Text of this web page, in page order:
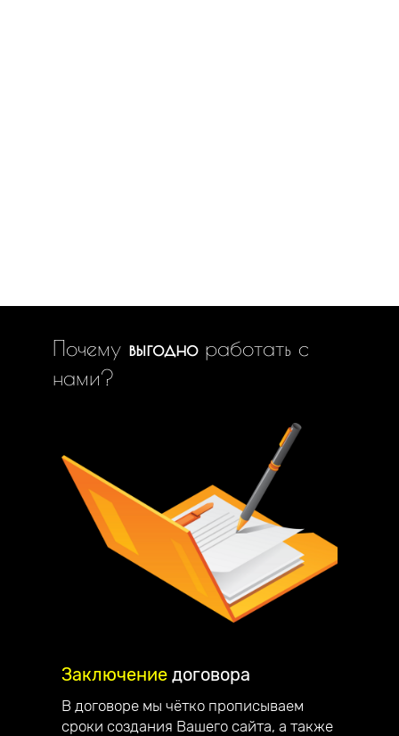
Почему выгодноработать с
нами?
Заключение договора
В договоре мы чётко прописываем
сроки создания Вашего сайта, а также